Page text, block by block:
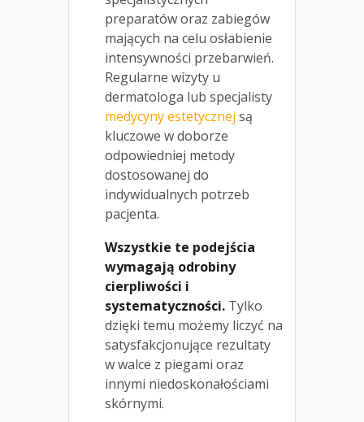
preparatów oraz zabiegów
mających na celu osłabienie
intensywności przebarwień.
Regularne wizyty u
dermatologa lub specjalisty
medycyny estetycznej są
kluczowe w doborze
odpowiedniej metody
dostosowanej do
indywidualnych potrzeb
pacjenta.
Wszystkie te podejścia
wymagają odrobiny
cierpliwości i
systematyczności. Tylko
dzięki temu możemy liczyć na
satysfakcjonujące rezultaty
w walce z piegami oraz
innymi niedoskonałościami
skórnymi.